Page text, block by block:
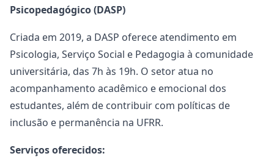
Psicopedagógico (DASP)
Criada em 2019, a DASP oferece atendimento em
Psicologia, Serviço Social e Pedagogia à comunidade
universitária, das 7h às 19h. O setor atua no
acompanhamento acadêmico e emocional dos
estudantes, além de contribuir com políticas de
inclusão e permanência na UFRR.
Serviços oferecidos: